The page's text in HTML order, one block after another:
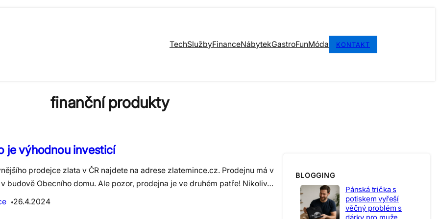
TechSlužbyFinanceNábytekGastroFunMóda KONTAKT
finanční produkty
je výhodnou investicí
prodejce zlata v ČR najdete na adrese zlatemince.cz. Prodejnu má v
v budově Obecního domu. Ale pozor, prodejna je ve druhém patře! Nikoliv…
26.4.2024
BLOGGING
Pánská trička s
potiskem vyřeší
věčný problém s
dárky pro muže